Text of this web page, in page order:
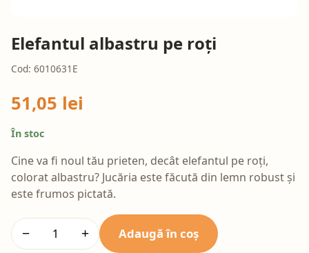
Elefantul albastru pe roți
Cod: 6010631E
51,05 lei
În stoc
Cine va fi noul tău prieten, decât elefantul pe roți,
colorat albastru? Jucăria este făcută din lemn robust și
este frumos pictată.
− + Adaugă în coș